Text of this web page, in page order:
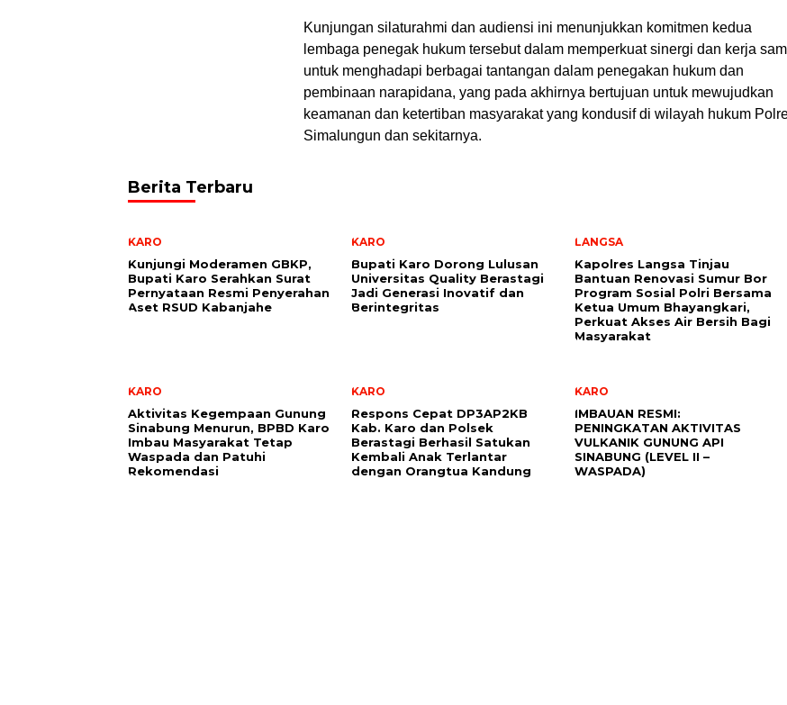
Kunjungan silaturahmi dan audiensi ini menunjukkan komitmen kedua
lembaga penegak hukum tersebut dalam memperkuat sinergi dan kerja
untuk menghadapi berbagai tantangan dalam penegakan hukum dan
pembinaan narapidana, yang pada akhirnya bertujuan untuk mewujudkan
keamanan dan ketertiban masyarakat yang kondusif di wilayah hukum
Simalungun dan sekitarnya.
Berita Terbaru
KARO
Kunjungi Moderamen GBKP,
Bupati Karo Serahkan Surat
Pernyataan Resmi Penyerahan
Aset RSUD Kabanjahe
KARO
Bupati Karo Dorong Lulusan
Universitas Quality Berastagi
Jadi Generasi Inovatif dan
Berintegritas
LANGSA
Kapolres Langsa Tinjau
Bantuan Renovasi Sumur Bor
Program Sosial Polri Bersama
Ketua Umum Bhayangkari,
Perkuat Akses Air Bersih Bagi
Masyarakat
KARO
Aktivitas Kegempaan Gunung
Sinabung Menurun, BPBD Karo
Imbau Masyarakat Tetap
Waspada dan Patuhi
Rekomendasi
KARO
Respons Cepat DP3AP2KB
Kab. Karo dan Polsek
Berastagi Berhasil Satukan
Kembali Anak Terlantar
dengan Orangtua Kandung
KARO
IMBAUAN RESMI:
PENINGKATAN AKTIVITAS
VULKANIK GUNUNG API
SINABUNG (LEVEL II –
WASPADA)